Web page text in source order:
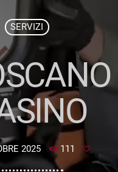
SERVIZI
2025 111